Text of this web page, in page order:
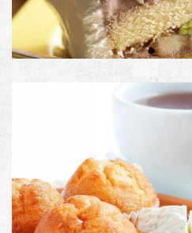
PRODUCT
Image with